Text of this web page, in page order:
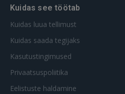
Kuidas see töötab
Kuidas luua tellimust
Kuidas saada tegijaks
Kasutustingimused
Privaatsuspoliitika
Eelistuste haldamine